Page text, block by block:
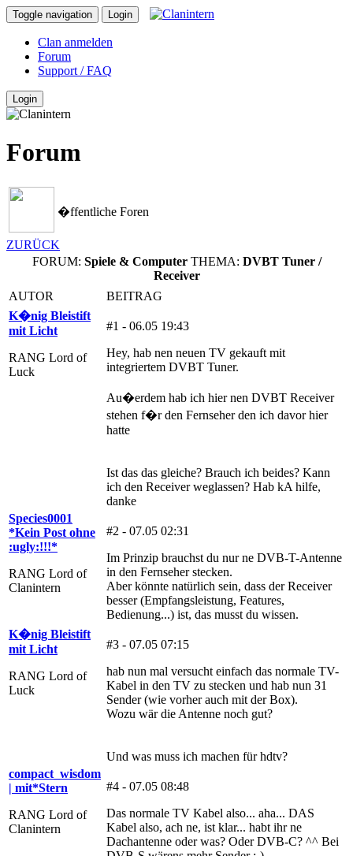
Toggle navigation Login
Clan anmelden
Forum
Support / FAQ
Login
Forum
�ffentliche Foren
ZURÜCK
FORUM: Spiele & Computer THEMA: DVBT Tuner /
Receiver
AUTOR
BEITRAG
K�nig Bleistift
mit Licht
RANG Lord of
Luck
#1 - 06.05 19:43
Hey, hab nen neuen TV gekauft mit
integriertem DVBT Tuner.
Au�erdem hab ich hier nen DVBT Receiver
stehen f�r den Fernseher den ich davor hier
hatte
Ist das das gleiche? Brauch ich beides? Kann
ich den Receiver weglassen? Hab kA hilfe,
danke
Species0001
*Kein Post ohne
:ugly:!!!*
RANG Lord of
Clanintern
#2 - 07.05 02:31
Im Prinzip brauchst du nur ne DVB-T-Antenne
in den Fernseher stecken.
Aber könnte natürlich sein, dass der Receiver
besser (Empfangsleistung, Features,
Bedienung...) ist, das musst du wissen.
K�nig Bleistift
mit Licht
RANG Lord of
Luck
#3 - 07.05 07:15
hab nun mal versucht einfach das normale TV-
Kabel in den TV zu stecken und hab nun 31
Sender (wie vorher auch mit der Box).
Wozu wär die Antenne noch gut?
Und was muss ich machen für hdtv?
compact_wisdom
| mit*Stern
RANG Lord of
Clanintern
#4 - 07.05 08:48
Das normale TV Kabel also... aha... DAS
Kabel also, ach ne, ist klar... habt ihr ne
Dachantenne oder was? Oder DVB-C? ^^ Bei